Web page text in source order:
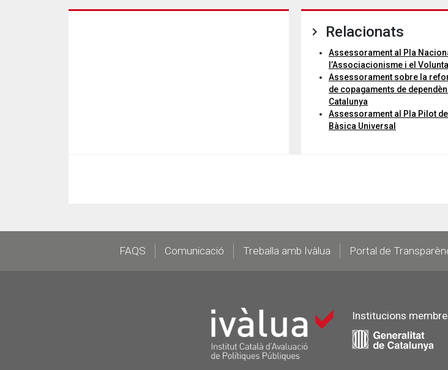
Relacionats
Assessorament al Pla
l’Associacionisme i el
Assessorament sobre la
de copagaments de
Catalunya
Assessorament al Pla Pilot de
Bàsica Universal
FooterFAQS Comunicació Treballa amb Ivàlua Portal de
Institucions